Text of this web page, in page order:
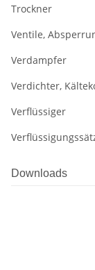
Trockner
Ventile,
Verdampfer
Verdichter,
Verflüssiger
Downloads